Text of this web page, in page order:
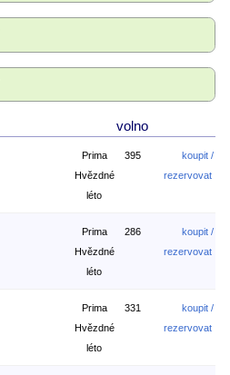
volno
Prima
Hvězdné
léto
395
koupit /
rezervovat
Prima
Hvězdné
léto
286
koupit /
rezervovat
Prima
Hvězdné
léto
331
koupit /
rezervovat